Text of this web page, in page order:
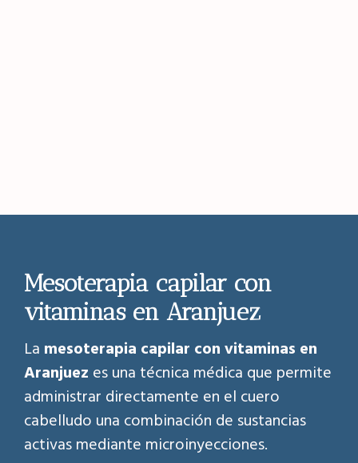
Mesoterapia capilar con
vitaminas en Aranjuez
Lamesoterapia capilar con vitaminas en
Aranjuezes una técnica médica que permite
administrar directamente en el cuero
cabelludo una combinación de sustancias
activas mediante microinyecciones.